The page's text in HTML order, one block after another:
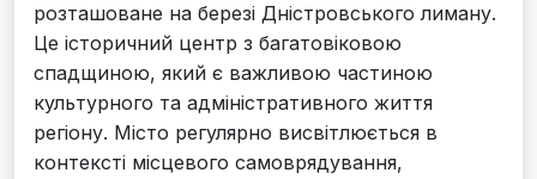
розташоване на березі Дністровського лиману.
Це історичний центр з багатовіковою
спадщиною, який є важливою частиною
культурного та адміністративного життя
регіону. Місто регулярно висвітлюється в
контексті місцевого самоврядування,